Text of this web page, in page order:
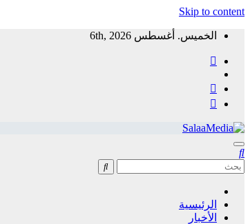
Skip to content
الخميس. أغسطس 6th, 2026
سلاميديا نيوز
منظمة غير ربحية توفر معلومات مستقلة لخدمة المجتمع
الرئيسية
الأخبار